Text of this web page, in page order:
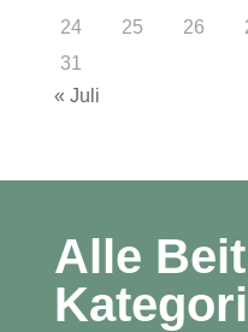
24
25 26
31
« Juli
Alle